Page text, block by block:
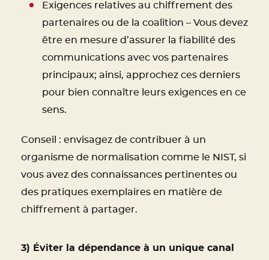
Exigences relatives au chiffrement des
partenaires ou de la coalition – Vous devez
être en mesure d’assurer la fiabilité des
communications avec vos partenaires
principaux; ainsi, approchez ces derniers
pour bien connaître leurs exigences en ce
sens.
Conseil : envisagez de contribuer à un
organisme de normalisation comme le NIST, si
vous avez des connaissances pertinentes ou
des pratiques exemplaires en matière de
chiffrement à partager.
3) Éviter la dépendance à un unique canal